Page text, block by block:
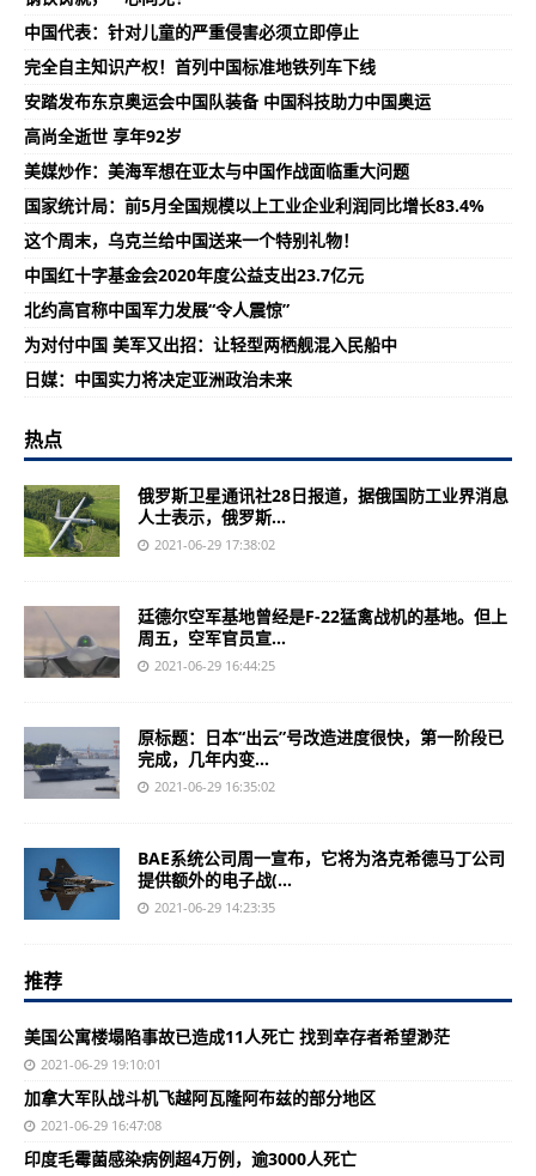
中国代表：针对儿童的严重侵害必须立即停止
完全自主知识产权！首列中国标准地铁列车下线
安踏发布东京奥运会中国队装备 中国科技助力中国奥运
高尚全逝世 享年92岁
美媒炒作：美海军想在亚太与中国作战面临重大问题
国家统计局：前5月全国规模以上工业企业利润同比增长83.4%
这个周末，乌克兰给中国送来一个特别礼物！
中国红十字基金会2020年度公益支出23.7亿元
北约高官称中国军力发展“令人震惊”
为对付中国 美军又出招：让轻型两栖舰混入民船中
日媒：中国实力将决定亚洲政治未来
热点
俄罗斯卫星通讯社28日报道，据俄国防工业界消息
人士表示，俄罗斯...
2021-06-29 17:38:02
廷德尔空军基地曾经是F-22猛禽战机的基地。但上
周五，空军官员宣...
2021-06-29 16:44:25
原标题：日本“出云”号改造进度很快，第一阶段已
完成，几年内变...
2021-06-29 16:35:02
BAE系统公司周一宣布，它将为洛克希德马丁公司
提供额外的电子战(...
2021-06-29 14:23:35
推荐
美国公寓楼塌陷事故已造成11人死亡 找到幸存者希望渺茫
2021-06-29 19:10:01
加拿大军队战斗机飞越阿瓦隆阿布兹的部分地区
2021-06-29 16:47:08
印度毛霉菌感染病例超4万例，逾3000人死亡